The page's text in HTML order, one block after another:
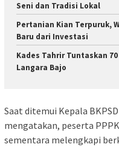
Seni dan Tradisi Lokal
Pertanian Kian Terpuruk,
Baru dari Investasi
Kades Tahrir Tuntaskan
Langara Bajo
Saat ditemui Kepala
mengatakan, peserta
sementara melengkapi